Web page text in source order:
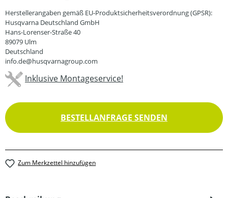
Herstellerangaben gemäß EU-Produktsicherheitsverordnung (GPSR):
Husqvarna Deutschland GmbH
Hans-Lorenser-Straße 40
89079 Ulm
Deutschland
info.de@husqvarnagroup.com
Inklusive Montageservice!
BESTELLANFRAGE SENDEN
Zum Merkzettel hinzufügen